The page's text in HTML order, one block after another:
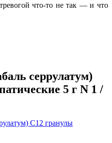
что-то не так — и что
серрулатум)
5 г N 1 /